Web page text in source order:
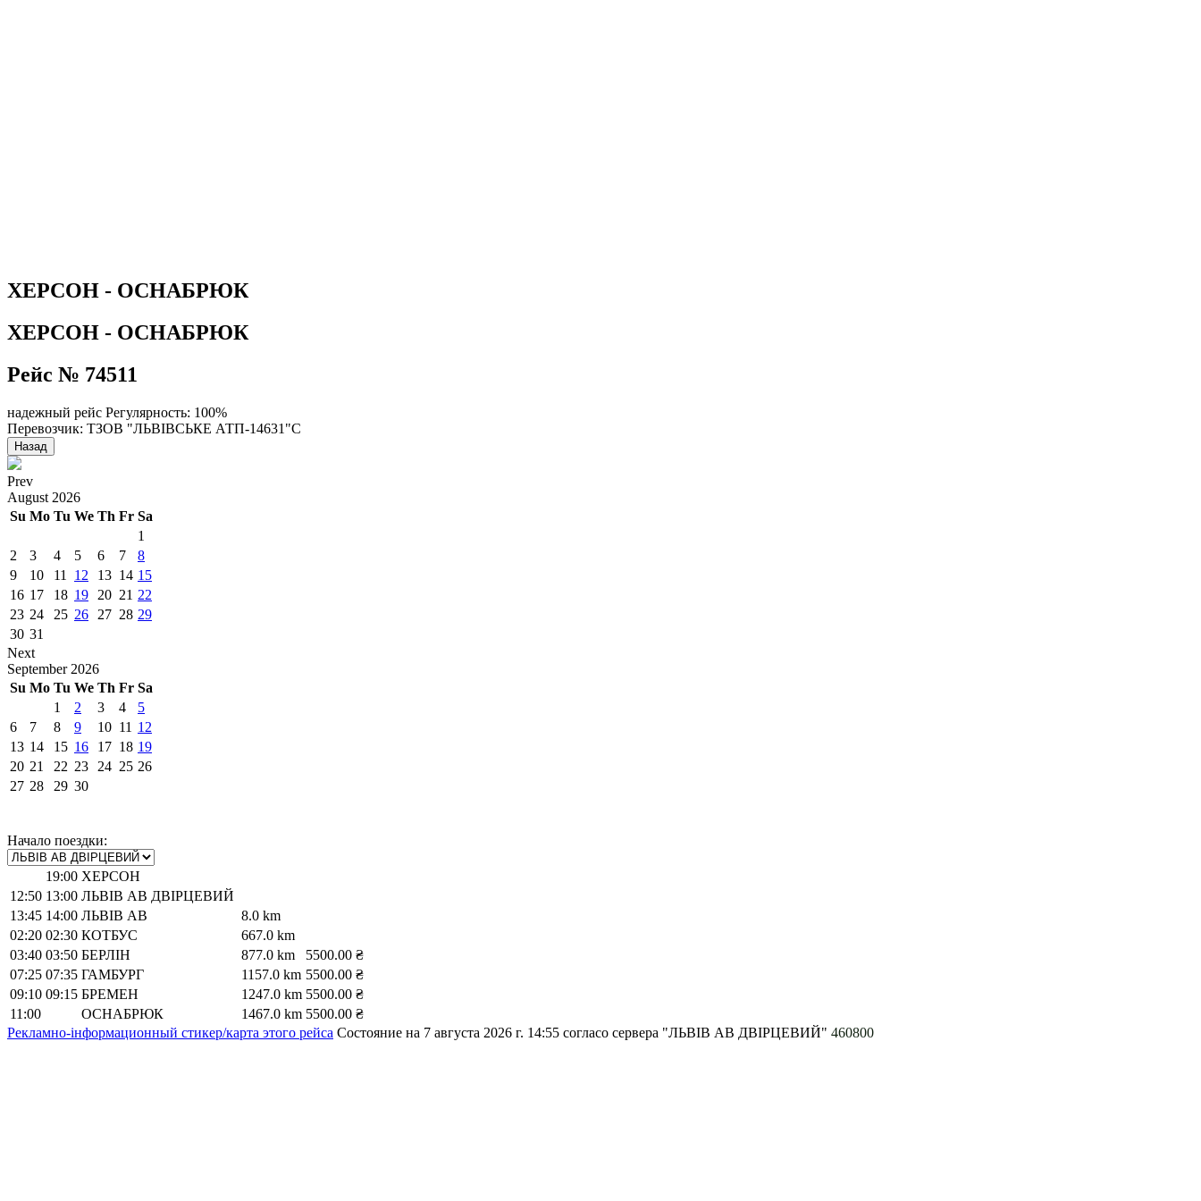
ХЕРСОН - ОСНАБРЮК
ХЕРСОН - ОСНАБРЮК
Рейс № 74511
надежный рейс Регулярность: 100%
Перевозчик: ТЗОВ "ЛЬВІВСЬКЕ АТП-14631"С
Назад
Prev
August 2026
Su Mo Tu We Th Fr Sa
1
2
3 4 5 6 7
8
9
10 11 12 13 14 15
16 17 18 19 20 21 22
23 24 25 26 27 28 29
30 31
Next
September 2026
Su Mo Tu We Th Fr Sa
1
2 3 4
5
6
7 8 9 10 11 12
13 14 15 16 17 18 19
20 21 22 23 24 25 26
27 28 29 30
Начало поездки:
19:00 ХЕРСОН
12:50 13:00 ЛЬВІВ АВ ДВІРЦЕВИЙ
13:45 14:00 ЛЬВІВ АВ
8.0 km
02:20 02:30 КОТБУС
667.0 km
03:40 03:50 БЕРЛІН 877.0 km
5500.00 ₴
07:25 07:35 ГАМБУРГ 1157.0 km 5500.00 ₴
09:10 09:15 БРЕМЕН 1247.0 km 5500.00 ₴
11:00
ОСНАБРЮК 1467.0 km 5500.00 ₴
Рекламно-інформационный стикер/карта этого рейса Состояние на 7 августа 2026 г. 14:55 согласо сервера "ЛЬВІВ АВ ДВІРЦЕВИЙ" 460800